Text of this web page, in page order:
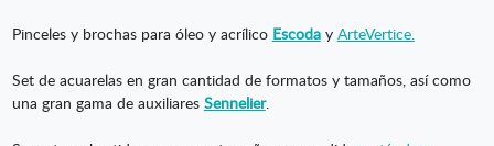
Pinceles y brochas para óleo y acrílico Escoday ArteVertice.
Set de acuarelas en gran cantidad de formatos y tamaños, así como
una gran gama de auxiliares Sennelier.